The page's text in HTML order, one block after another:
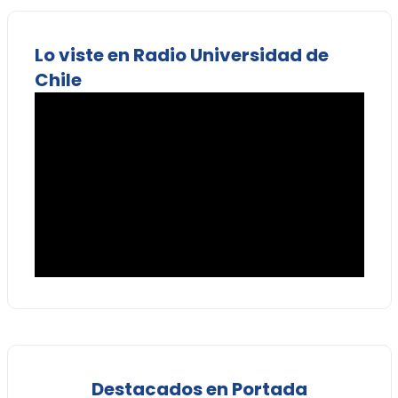
Lo viste en Radio Universidad de
Chile
Destacados en Portada